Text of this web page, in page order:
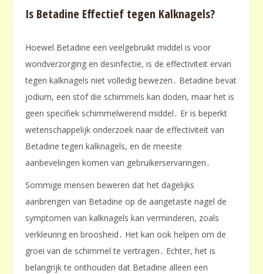
Is Betadine Effectief tegen Kalknagels?
Hoewel Betadine een veelgebruikt middel is voor
wondverzorging en desinfectie, is de effectiviteit ervan
tegen kalknagels niet volledig bewezen․ Betadine bevat
jodium, een stof die schimmels kan doden, maar het is
geen specifiek schimmelwerend middel․ Er is beperkt
wetenschappelijk onderzoek naar de effectiviteit van
Betadine tegen kalknagels, en de meeste
aanbevelingen komen van gebruikerservaringen․
Sommige mensen beweren dat het dagelijks
aanbrengen van Betadine op de aangetaste nagel de
symptomen van kalknagels kan verminderen, zoals
verkleuring en broosheid․ Het kan ook helpen om de
groei van de schimmel te vertragen․ Echter, het is
belangrijk te onthouden dat Betadine alleen een